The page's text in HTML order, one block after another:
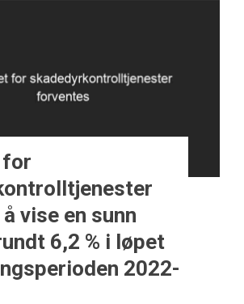
for
vise en sunn
6,2 % i løpet
2022-